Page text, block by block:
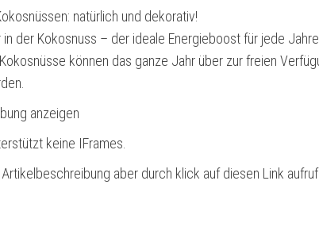
natürlich und dekorativ!
der Kokosnuss – der ideale Energieboost für jede
können das ganze Jahr über zur freien
anzeigen
keine IFrames.
aber durch klick auf diesen Link